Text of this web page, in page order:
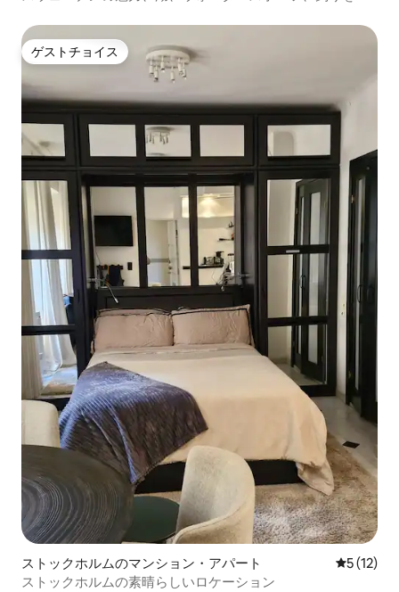
ゲストチョイス
ゲストチョイス
ストックホルムのマンション・アパート レビュー
5 (12)
ストックホルムの素晴らしいロケーション